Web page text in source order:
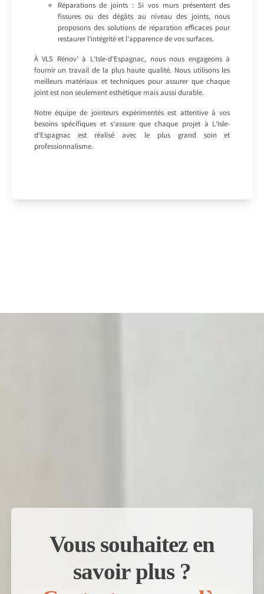
Réparations de joints : Si vos murs présentent des
fissures ou des dégâts au niveau des joints, nous
proposons des solutions de réparation efficaces pour
restaurer l’intégrité et l’apparence de vos surfaces.
À VLS Rénov’ à L’Isle-d’Espagnac, nous nous engageons à
fournir un travail de la plus haute qualité. Nous utilisons les
meilleurs matériaux et techniques pour assurer que chaque
joint est non seulement esthétique mais aussi durable.
Notre équipe de jointeurs expérimentés est attentive à vos
besoins spécifiques et s’assure que chaque projet à L’Isle-
d’Espagnac est réalisé avec le plus grand soin et
professionnalisme.
Vous souhaitez en
savoir plus ?